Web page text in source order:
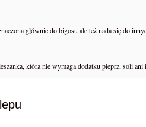
głównie do bigosu ale też nada się do
która nie wymaga dodatku pieprz, soli